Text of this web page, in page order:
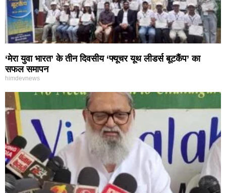
‘मेरा युवा भारत’ के तीन दिवसीय ‘फ्यूचर यूथ लीडर्स बूटकैंप’ का
सफल समापन
himdevnews